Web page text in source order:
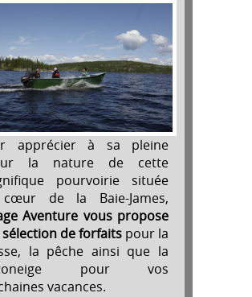
apprécier à sa pleine
la nature de cette
pourvoirie située
de la Baie-James,
Aventure vous propose
sélection de forfaits pour la
la pêche ainsi que la
pour vos
vacances.